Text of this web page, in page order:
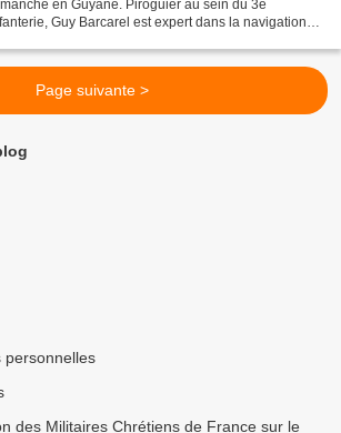
en Guyane. Piroguier au sein du 3e
Guy Barcarel est expert dans la navigation
Page suivante >
personnelles
des Militaires Chrétiens de France sur le